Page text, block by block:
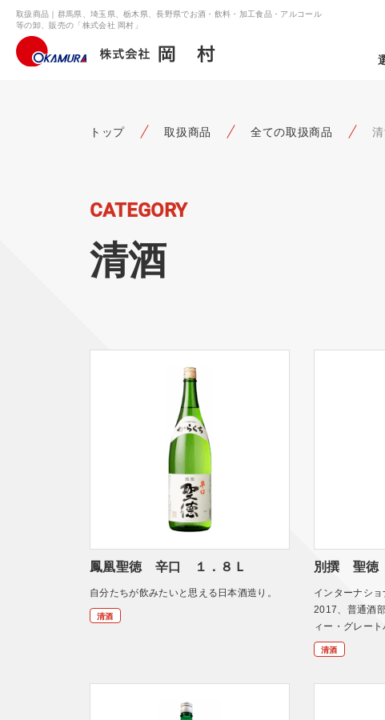
取扱商品｜群馬県、埼玉県、栃木県、長野県でお酒・飲料・加工食品・アルコール
等の卸、販売の「株式会社 岡村」
トップ 取扱商品 全ての取扱商品
CATEGORY
清酒
鳳凰聖徳 辛口 １．８Ｌ
自分たちが飲みたいと思える日本酒造り。
清酒
別撰 聖徳
インターナシ
2017、普通酒
ィー・グレー
清酒